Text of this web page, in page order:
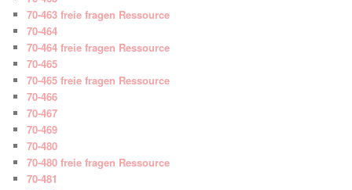
70-463 freie fragen Ressource
70-464
70-464 freie fragen Ressource
70-465
70-465 freie fragen Ressource
70-466
70-467
70-469
70-480
70-480 freie fragen Ressource
70-481